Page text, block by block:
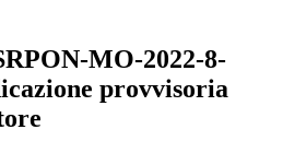
MO-2022-8-
provvisoria